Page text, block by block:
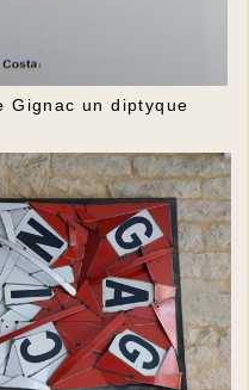
Gignac un diptyque